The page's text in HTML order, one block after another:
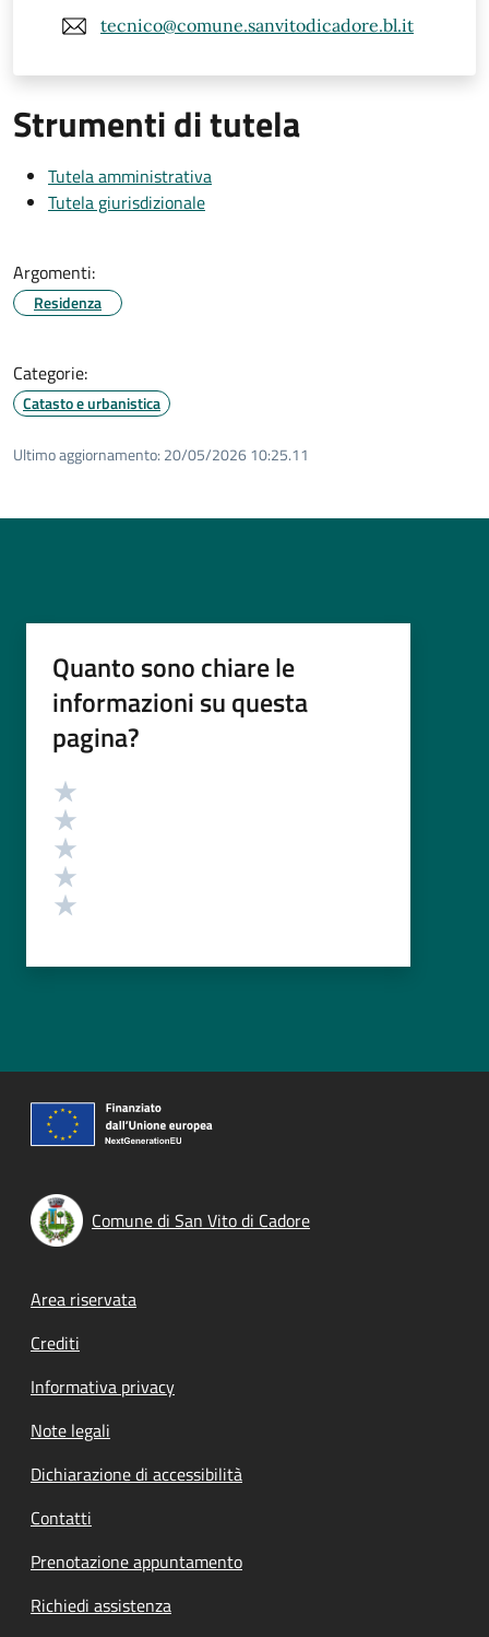
tecnico@comune.sanvitodicadore.bl.it
Strumenti di tutela
Tutela amministrativa
Tutela giurisdizionale
Argomenti:
Residenza
Categorie:
Catasto e urbanistica
Ultimo aggiornamento: 20/05/2026 10:25.11
Quanto sono chiare le
informazioni su questa
pagina?
Valutazione
Comune di San Vito di Cadore
Footer menu
Area riservata
Crediti
Informativa privacy
Note legali
Dichiarazione di accessibilità
Contatti
Prenotazione appuntamento
Richiedi assistenza